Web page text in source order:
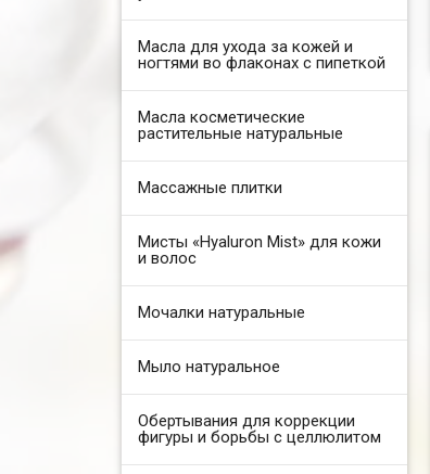
Масла для ухода за кожей и
ногтями во флаконах с пипеткой
Масла косметические
растительные натуральные
Массажные плитки
Мисты «Hyaluron Mist» для кожи
и волос
Мочалки натуральные
Мыло натуральное
Обертывания для коррекции
фигуры и борьбы с целлюлитом